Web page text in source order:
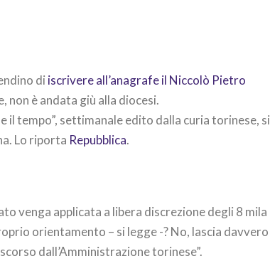
di iscrivere all’anagrafe il Niccolò Pietro
non è andata giù alla diocesi.
il tempo”, settimanale edito dalla curia torinese, si
Lo riporta Repubblica.
venga applicata a libera discrezione degli 8 mila
orientamento – si legge -? No, lascia davvero
dall’Amministrazione torinese”.